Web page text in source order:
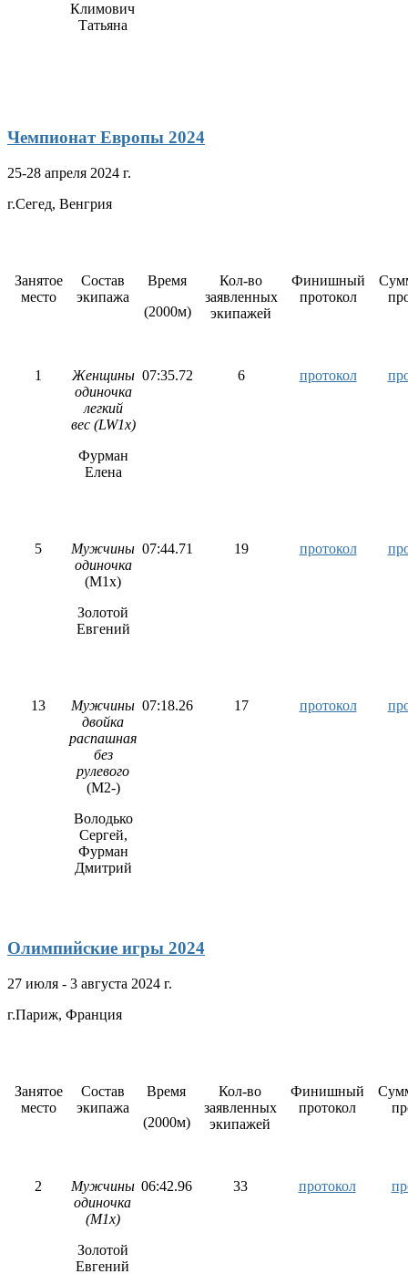
Климович
Татьяна
Чемпионат Европы 2024
25-28 апреля 2024 г.
г.Сегед, Венгрия
Занятое
место
Состав
экипажа
Время
(2000м)
Кол-во
заявленных
экипажей
Финишный
протокол
1
Женщины
одиночка
легкий
вес (LW1x)
Фурман
Елена
07:35.72 6 протокол
5
Мужчины
одиночка
(М1х)
Золотой
Евгений
07:44.71 19 протокол
13
Мужчины
двойка
распашная
без
рулевого
(M2-)
Володько
Сергей,
Фурман
Дмитрий
07:18.26 17 протокол
Олимпийские игры 2024
27 июля - 3 августа 2024 г.
г.Париж, Франция
Занятое
место
Состав
экипажа
Время
(2000м)
Кол-во
заявленных
экипажей
Финишный
протокол
2
Мужчины
одиночка
(M1x)
Золотой
Евгений
06:42.96 33 протокол